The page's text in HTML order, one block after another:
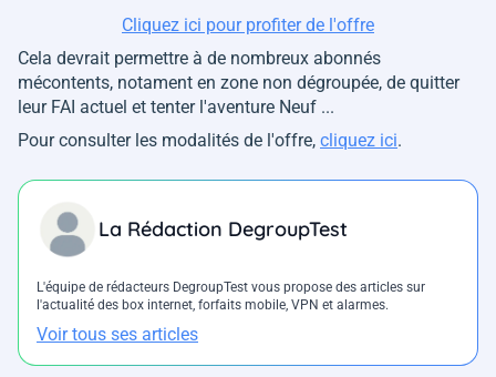
Cliquez ici pour profiter de l'offre
Cela devrait permettre à de nombreux abonnés
mécontents, notament en zone non dégroupée, de quitter
leur FAI actuel et tenter l'aventure Neuf ...
Pour consulter les modalités de l'offre, cliquez ici.
La Rédaction DegroupTest
L'équipe de rédacteurs DegroupTest vous propose des articles sur
l'actualité des box internet, forfaits mobile, VPN et alarmes.
Voir tous ses articles